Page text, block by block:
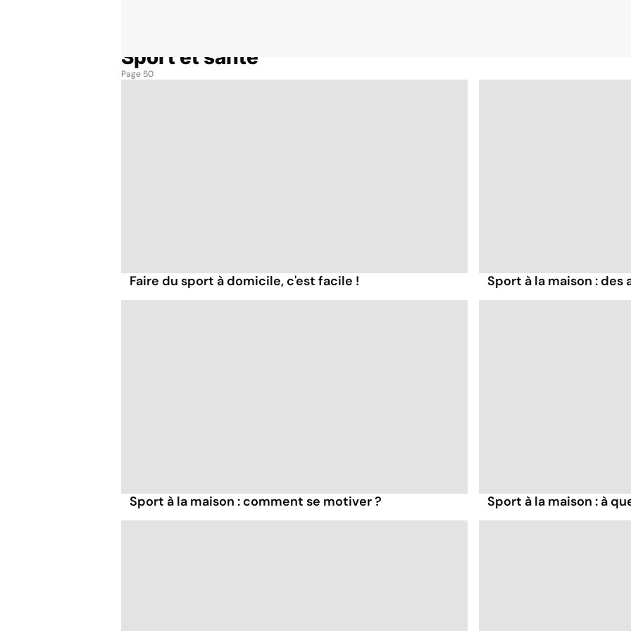
Sport et santé
Page 50
Faire du sport à domicile, c'est facile ! Sport à la maison : des
Sport à la maison : comment se motiver ? Sport à la maison : à